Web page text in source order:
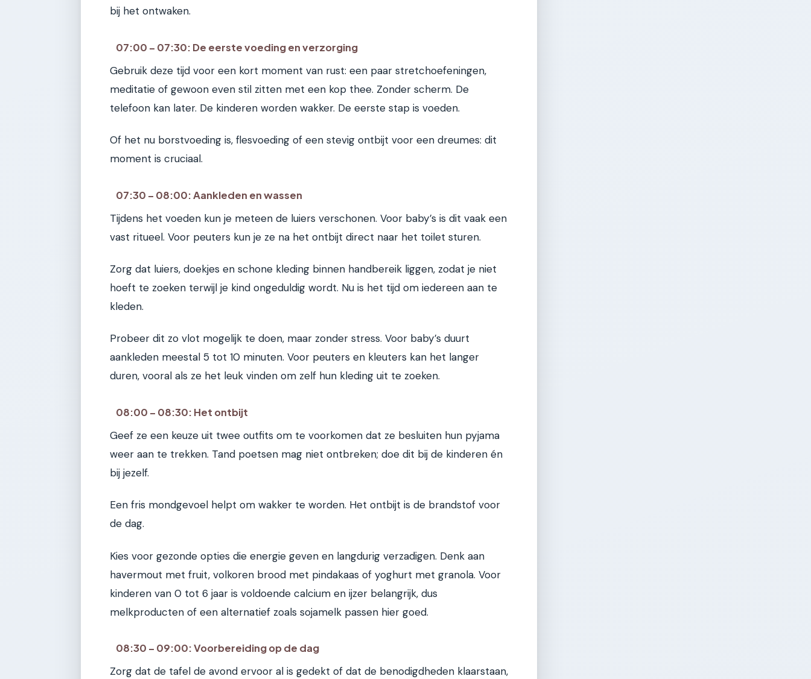
bij het ontwaken.
07:00 – 07:30: De eerste voeding en verzorging
Gebruik deze tijd voor een kort moment van rust: een paar stretchoefeningen,
meditatie of gewoon even stil zitten met een kop thee. Zonder scherm. De
telefoon kan later. De kinderen worden wakker. De eerste stap is voeden.
Of het nu borstvoeding is, flesvoeding of een stevig ontbijt voor een dreumes: dit
moment is cruciaal.
07:30 – 08:00: Aankleden en wassen
Tijdens het voeden kun je meteen de luiers verschonen. Voor baby’s is dit vaak een
vast ritueel. Voor peuters kun je ze na het ontbijt direct naar het toilet sturen.
Zorg dat luiers, doekjes en schone kleding binnen handbereik liggen, zodat je niet
hoeft te zoeken terwijl je kind ongeduldig wordt. Nu is het tijd om iedereen aan te
kleden.
Probeer dit zo vlot mogelijk te doen, maar zonder stress. Voor baby’s duurt
aankleden meestal 5 tot 10 minuten. Voor peuters en kleuters kan het langer
duren, vooral als ze het leuk vinden om zelf hun kleding uit te zoeken.
08:00 – 08:30: Het ontbijt
Geef ze een keuze uit twee outfits om te voorkomen dat ze besluiten hun pyjama
weer aan te trekken. Tand poetsen mag niet ontbreken; doe dit bij de kinderen én
bij jezelf.
Een fris mondgevoel helpt om wakker te worden. Het ontbijt is de brandstof voor
de dag.
Kies voor gezonde opties die energie geven en langdurig verzadigen. Denk aan
havermout met fruit, volkoren brood met pindakaas of yoghurt met granola. Voor
kinderen van 0 tot 6 jaar is voldoende calcium en ijzer belangrijk, dus
melkproducten of een alternatief zoals sojamelk passen hier goed.
08:30 – 09:00: Voorbereiding op de dag
Zorg dat de tafel de avond ervoor al is gedekt of dat de benodigdheden klaarstaan,